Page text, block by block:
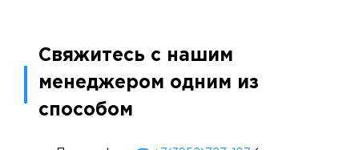
Свяжитесь с нашим
менеджером одним из
способом